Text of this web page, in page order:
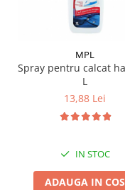
MPL
Spray pentru calcat
L
13,88 Lei
IN STOC
ADAUGA IN COS